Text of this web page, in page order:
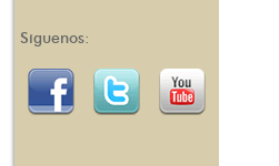
Síguenos: